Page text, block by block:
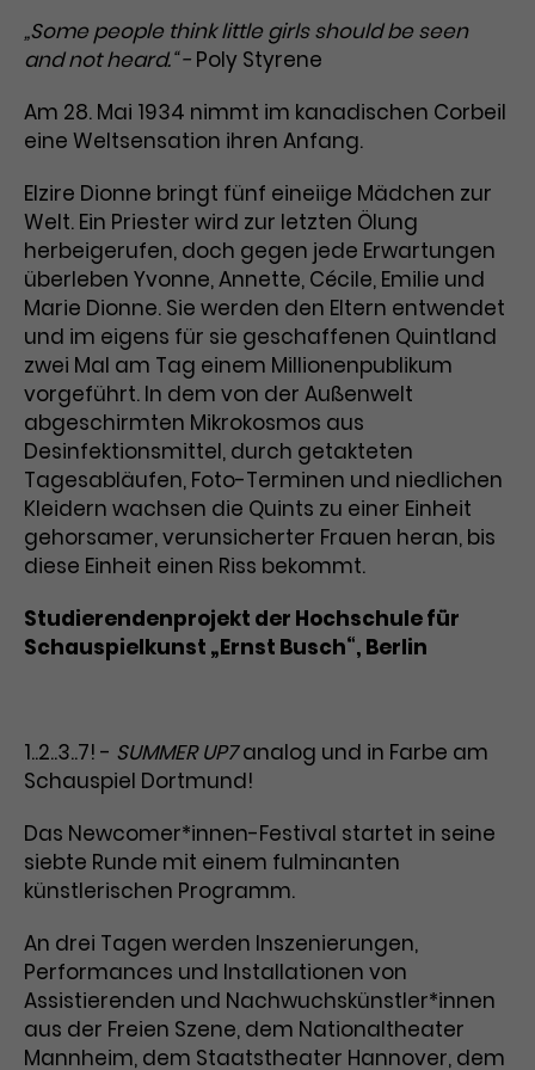
und es wird Zugang zu
geschützten Bereichen gewährt.
Anbieter TYPO3
Laufzeit 1 Monat
Zweck
Enthält die gewählten Tracking-
Optin-Einstellungen.
Laufzeit 2 Jahre
Zweck
Analytics installiert. Das Cookie
wird verwendet, um
Kampagnendaten zu berechnen
und die Nutzung der Website für
den Analysebericht der Website zu
verfolgen. Die Cookies speichern
Informationen anonym und weisen
eine zufallsgenerierte Nummer zu,
um Besuche zu erkennen.
Name _gid
Google Analytics
Laufzeit 1 Tag
Zweck
Dieses Cookie wird von Google
Analytics installiert. Das Cookie
nutzen, und hilft bei der Erstellung
eines Analyseberichts über die
erhobenen Daten umfassen in
anonymisierter Form die Anzahl
der Besuche, die Quelle, aus der sie
Seiten.
Name _gat_UA-63561367-1
Marketing
Diese Gruppe beinhaltet alle Scripte, die es uns
ermöglichen die Leistung unserer
Conversions zu messen. Außerdem helfen sie
uns dabei Werbeanzeigen und Inhalte besser auf
die Interessen unserer Nutzer abzustimmen.
Name
_gcl_au
Anbieter Google Ads
Laufzeit 3 Monate
Zweck
Wird von Google verwendet, um
die Effizienz von Werbeanzeigen zu
messen und Conversions zu
speichern. Dieses Cookie hilft dabei
nachzuvollziehen, ob Nutzer über
Google-Anzeigen auf unsere
Website gelangt sind.
Name _gcl_aw
Zweck
Dieses Cookie speichert
dient der Zuordnung von
Conversions zu Google Ads-
Kampagnen.
Name _gcl_dc
Anbieter Google / DoubleClick
Cookie-Informationen
„Some people think little girls should be seen
and not heard.“ - Poly Styrene
Am 28. Mai 1934 nimmt im kanadischen Corbeil
eine Weltsensation ihren Anfang.
Elzire Dionne bringt fünf eineiige Mädchen zur
Welt. Ein Priester wird zur letzten Ölung
herbeigerufen, doch gegen jede Erwartungen
überleben Yvonne, Annette, Cécile, Emilie und
Marie Dionne. Sie werden den Eltern entwendet
und im eigens für sie geschaffenen Quintland
zwei Mal am Tag einem Millionenpublikum
vorgeführt. In dem von der Außenwelt
abgeschirmten Mikrokosmos aus
Desinfektionsmittel, durch getakteten
Tagesabläufen, Foto-Terminen und niedlichen
Kleidern wachsen die Quints zu einer Einheit
gehorsamer, verunsicherter Frauen heran, bis
diese Einheit einen Riss bekommt.
Studierendenprojekt der Hochschule für
Schauspielkunst „Ernst Busch“, Berlin
1..2..3..7! - SUMMER UP7analog und in Farbe am
Schauspiel Dortmund!
Das Newcomer*innen-Festival startet in seine
siebte Runde mit einem fulminanten
künstlerischen Programm.
An drei Tagen werden Inszenierungen,
Performances und Installationen von
Assistierenden und Nachwuchskünstler*innen
aus der Freien Szene, dem Nationaltheater
Mannheim, dem Staatstheater Hannover, dem